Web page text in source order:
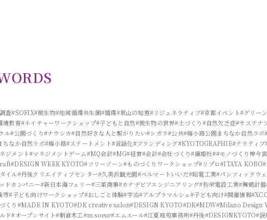
査#SOFIX#微生物#地域循環共生圏#循環#里山の知恵#リジェネラティブ#京都イベント#グリー
境教育#ネイチャーワークショップ#子どもと自然#微生物の世界#土づくり #自然欠乏症#サステナ
ル#公園づくり#ナウシカ#自然好きな人と繋がりたい#シガラ#公共#梅小路公園まちなか自然ラボ
ちなか自然ラボ#梅小路#ステートメント#言語化#ブランディング#KYOTOGRAPHIE#ナラティブ
ジメント#マネジメントゲーム#MQ会計#MG#経営#会計#会社づくり#織姫社##モノづくり神今
#DESIGN WEEK KYOTO#フリーゾーン#ものづくりワークショップ#リプロ#ITAYA KOBO
イル#丹後クリエイティブセンター#久美浜観光園#ベルマートいいだ#昭電工業#パシフィックウ
ドカンパニー#新日本海フェリー#三葉商事#カナデビアエンジニアリング#弥栄電設工業#舞鶴計器
市#子ども向けワークショップ#おしごと体験#宇治#アルプラマルシェ#子ども向け#開催情報#XCC
くり #MADE IN KYOTO#DK creative salon#DESIGN KYOTO#DK#MDW#Milano Design
ド#オープンサイト#朝倉木工#m.soeur#エムスール#江夏庭苑事務所#丹後#DESIGNKYOTO#説